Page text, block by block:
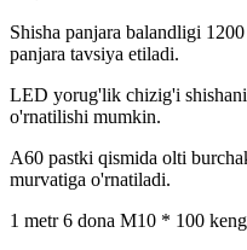
Shisha panjara balandligi
panjara tavsiya etiladi.
LED yorug'lik chizig'i
o'rnatilishi mumkin.
A60 pastki qismida olti
murvatiga o'rnatiladi.
1 metr 6 dona M10 * 100